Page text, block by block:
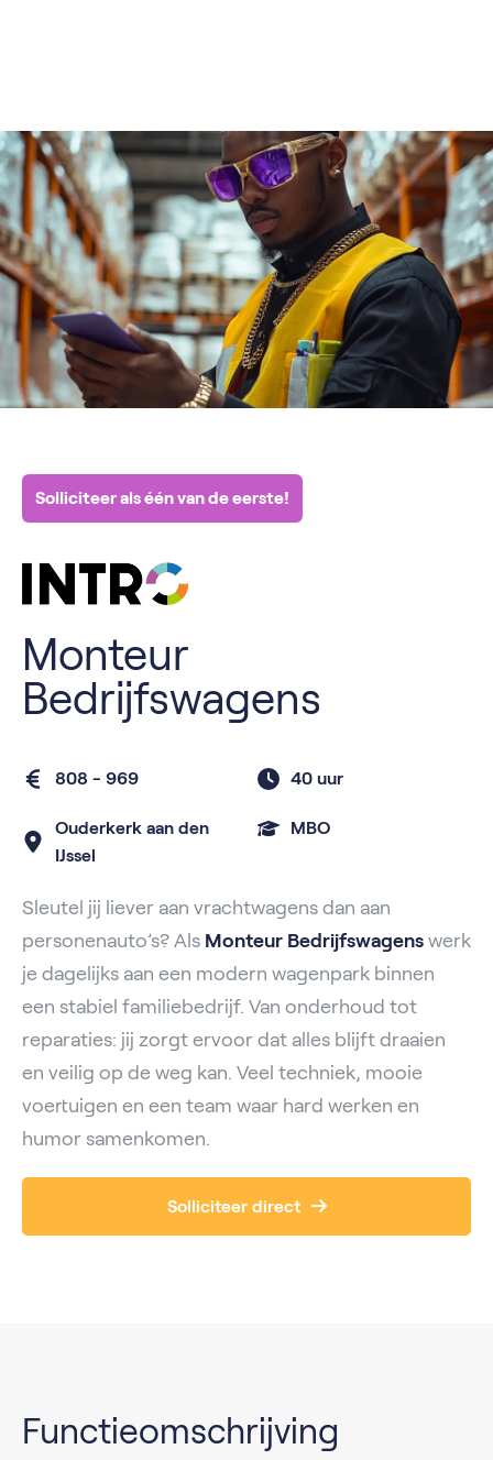
Solliciteer als één van de eerste!
Monteur
Bedrijfswagens
808 - 969 40 uur
Ouderkerk aan den
IJssel
MBO
Sleutel jij liever aan vrachtwagens dan aan
personenauto’s? Als Monteur Bedrijfswagens werk
je dagelijks aan een modern wagenpark binnen
een stabiel familiebedrijf. Van onderhoud tot
reparaties: jij zorgt ervoor dat alles blijft draaien
en veilig op de weg kan. Veel techniek, mooie
voertuigen en een team waar hard werken en
humor samenkomen.
Solliciteer direct
Functieomschrijving